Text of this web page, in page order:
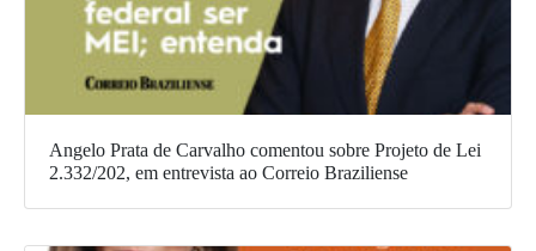
Angelo Prata de Carvalho comentou sobre Projeto de Lei
2.332/202, em entrevista ao Correio Braziliense